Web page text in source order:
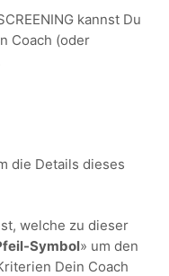
kannst Du
Coach (oder
die Details dieses
welche zu dieser
Symbol» um den
Dein Coach